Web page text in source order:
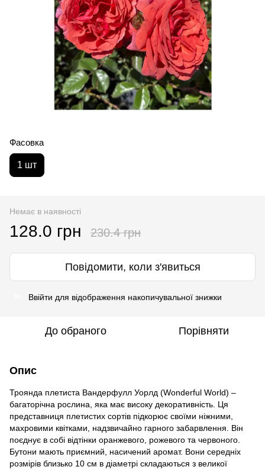
Фасовка
1 шт
Немає в наявності
128.0 грн 230.4 грн
Повідомити, коли з'явиться
Ввійти для відображення накопичувальної знижки
До обраного Порівняти
Опис
Троянда плетиста Вандерфулл Уорлд (Wonderful World) –
багаторічна рослина, яка має високу декоративність. Ця
представниця плетистих сортів підкорює своїми ніжними,
махровими квітками, надзвичайно гарного забарвлення. Він
поєднує в собі відтінки оранжевого, рожевого та червоного.
Бутони мають приємний, насичений аромат. Вони середніх
розмірів близько 10 см в діаметрі складаються з великої